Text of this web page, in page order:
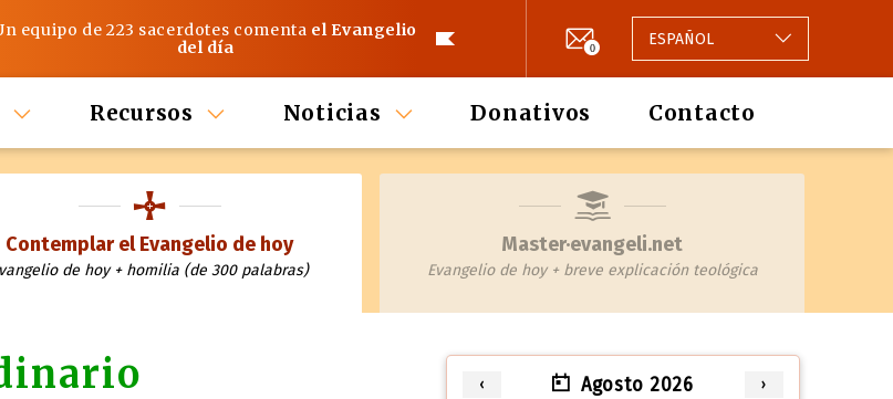
equipo de 223 sacerdotes comenta el Evangelio
del día
0 ESPAÑOL
Recursos Noticias Donativos Contacto
Contemplar el Evangelio de hoy
de hoy + homilia (de 300 palabras)
Master·evangeli.net
Evangelio de hoy + breve explicación teológica
‹ Agosto 2026 ›